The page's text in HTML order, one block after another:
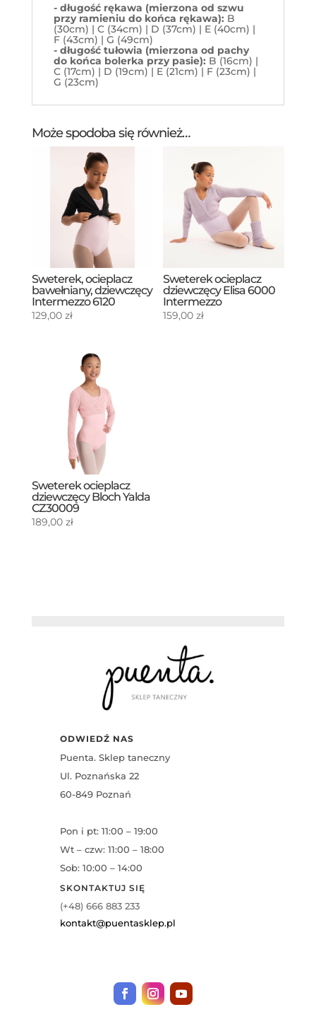
- długość rękawa (mierzona od szwu
przy ramieniu do końca rękawa): B
(30cm) | C (34cm) | D (37cm) | E (40cm) |
F (43cm) | G (49cm)
- długość tułowia (mierzona od pachy
do końca bolerka przy pasie): B (16cm) |
C (17cm) | D (19cm) | E (21cm) | F (23cm) |
G (23cm)
Może spodoba się również…
Sweterek, ocieplacz
bawełniany, dziewczęcy
Intermezzo 6120
129,00 zł
Sweterek ocieplacz
dziewczęcy Elisa 6000
Intermezzo
159,00zł
Sweterek ocieplacz
dziewczęcy Bloch Yalda
CZ30009
189,00 zł
ODWIEDŹ NAS
Puenta. Sklep taneczny
Ul. Poznańska 22
60-849 Poznań
Pon i pt: 11:00 – 19:00
Wt – czw: 11:00 – 18:00
Sob: 10:00 – 14:00
SKONTAKTUJ SIĘ
(+48) 666 883 233
kontakt@puentasklep.pl